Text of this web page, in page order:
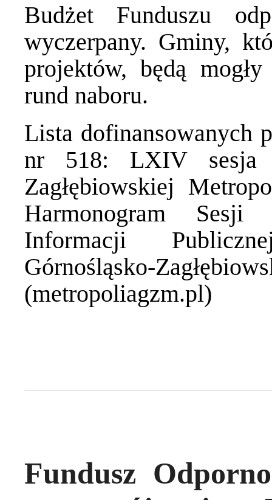
Budżet Funduszu
wyczerpany. Gminy,
projektów, będą
rund naboru.
Lista dofinansowanych
nr 518: LXIV sesja
Zagłębiowskiej
Harmonogram
Informacji
Górnośląsko-
(metropoliagzm.pl)
Fundusz